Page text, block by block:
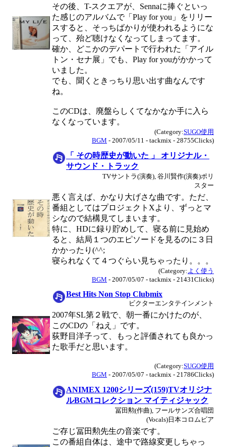
その後、T-スクエアが、Sennaに捧ぐといっ
た感じのアルバムで「Play for you」をリリー
スすると、そっちばかりが使われるようにな
って、殆ど聴けなくなってしまってます。
確か、どこかのデパートで行われた「アイル
トン・セナ展」でも、Play for youがかかって
いました。
でも、聞くときっちり思い出す曲なんです
ね。
このCDは、廃盤らしくてなかなか手に入ら
なくなっています。
(Category:SUGO使用
BGM - 2007/05/11 - tackmix - 28755Clicks)
「 その時歴史が動いた 」 オリジナル・
サウンド・トラック
TVサントラ(演奏), 谷川賢作(演奏)ポリ
スター
悪く言えば、かなり大げさな曲です。ただ、
番組としてはプロジェクトXより、ずっとマ
シなので結構見てしまいます。
特に、HDに録り貯めして、寝る前に見始め
ると、結局１つのエピソードを見るのに３日
かかったり(^^;
寝られなくて４つぐらい見ちゃったり。。。
(Category:よく使う
BGM - 2007/05/07 - tackmix - 21431Clicks)
Best Hits Non Stop Clubmix
ビクターエンタテインメント
2007年SL第２戦で、朝一番にかけたのが、
このCDの「ねえ」です。
荻野目洋子って、もっと評価されても良かっ
た歌手だと思います。
(Category:SUGO使用
BGM - 2007/05/07 - tackmix - 21786Clicks)
ANIMEX 1200シリーズ(159)TVオリジナ
ルBGMコレクション マイティジャック
冨田勲(作曲), フールサンズ合唱団
(Vocals)日本コロムビア
ご存じ冨田勲先生の音楽です。
この番組自体は、途中で路線変更しちゃっ